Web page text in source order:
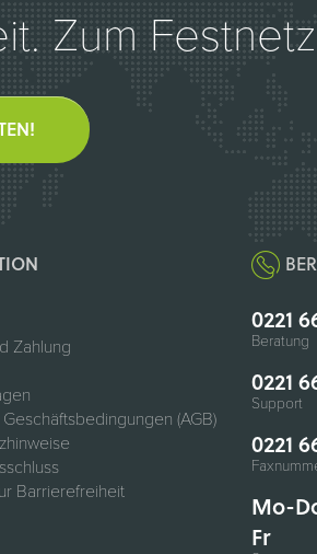
Zum
Zahlung
(AGB)
Barrierefreiheit
0221
Beratung
0221
Support
0221
Mo-
Fr